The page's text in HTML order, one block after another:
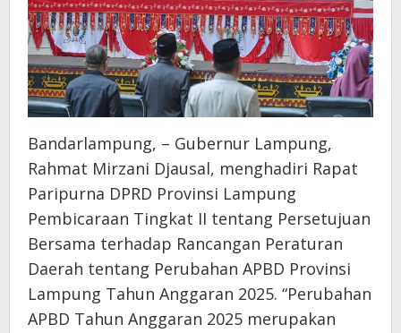
Bandarlampung, – Gubernur Lampung,
Rahmat Mirzani Djausal, menghadiri Rapat
Paripurna DPRD Provinsi Lampung
Pembicaraan Tingkat II tentang Persetujuan
Bersama terhadap Rancangan Peraturan
Daerah tentang Perubahan APBD Provinsi
Lampung Tahun Anggaran 2025. “Perubahan
APBD Tahun Anggaran 2025 merupakan